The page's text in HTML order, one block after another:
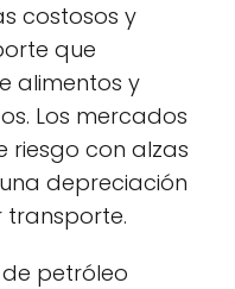
costosos y
que
alimentos y
Los mercados
riesgo con alzas
depreciación
transporte.
petróleo